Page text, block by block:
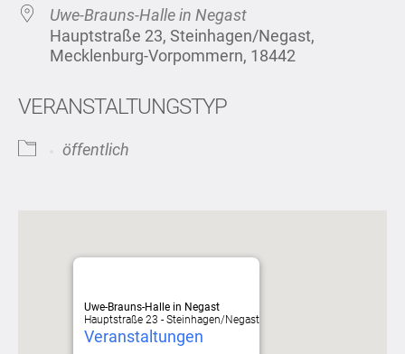
Uwe-Brauns-Halle in Negast
Hauptstraße 23, Steinhagen/Negast,
Mecklenburg-Vorpommern, 18442
VERANSTALTUNGSTYP
öffentlich
Uwe-Brauns-Halle in Negast
Hauptstraße 23 - Steinhagen/Negast
Veranstaltungen